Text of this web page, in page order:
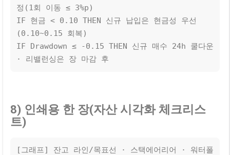
정(1회 이동 ≤ 3%p)
IF 현금 < 0.10 THEN 신규 납입은 현금성 우선
(0.10~0.15 회복)
IF Drawdown ≤ -0.15 THEN 신규 매수 24h 쿨다운
· 리밸런싱은 장 마감 후
8) 인쇄용 한 장(자산 시각화 체크리스
트)
[그래프] 잔고 라인/목표선 · 스택에어리어 · 워터폴